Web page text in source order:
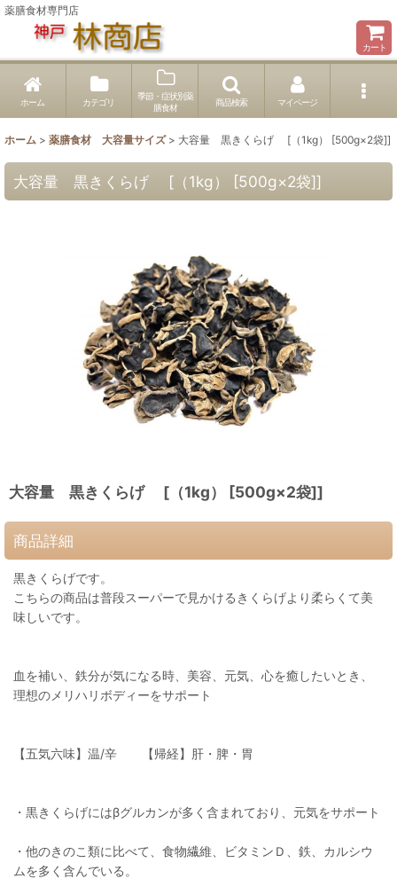
薬膳食材専門店
カート
ホーム カテゴリ
季節・症状別薬
膳食材
商品検索 マイページ
ホーム > 薬膳食材 大容量サイズ > 大容量 黒きくらげ [（1kg） [500g×2袋]]
大容量 黒きくらげ [（1kg） [500g×2袋]]
大容量 黒きくらげ [（1kg） [500g×2袋]]
商品詳細
黒きくらげです。
こちらの商品は普段スーパーで見かけるきくらげより柔らくて美
味しいです。
血を補い、鉄分が気になる時、美容、元気、心を癒したいとき、
理想のメリハリボディーをサポート
【五気六味】温/辛 【帰経】肝・脾・胃
・黒きくらげにはβグルカンが多く含まれており、元気をサポート
・他のきのこ類に比べて、食物繊維、ビタミンＤ、鉄、カルシウ
ムを多く含んでいる。